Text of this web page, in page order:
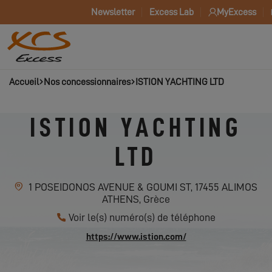
Newsletter Excess Lab MyExcess
Accueil Nos concessionnaires ISTION YACHTING LTD
ISTION YACHTING
LTD
1 POSEIDONOS AVENUE & GOUMI ST, 17455 ALIMOS
ATHENS, Grèce
Voir le(s) numéro(s) de téléphone
https://www.istion.com/